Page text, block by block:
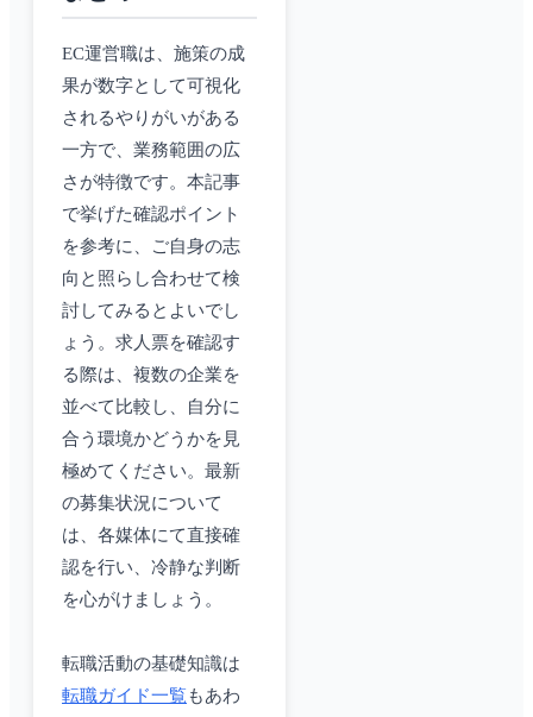
EC運営職は、施策の成
果が数字として可視化
されるやりがいがある
一方で、業務範囲の広
さが特徴です。本記事
で挙げた確認ポイント
を参考に、ご自身の志
向と照らし合わせて検
討してみるとよいでし
ょう。求人票を確認す
る際は、複数の企業を
並べて比較し、自分に
合う環境かどうかを見
極めてください。最新
の募集状況について
は、各媒体にて直接確
認を行い、冷静な判断
を心がけましょう。
転職活動の基礎知識は
転職ガイド一覧もあわ